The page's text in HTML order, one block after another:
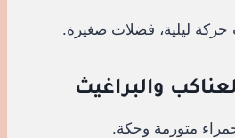
ليلية، فضلات صغيرة.
متورمة وحكة.